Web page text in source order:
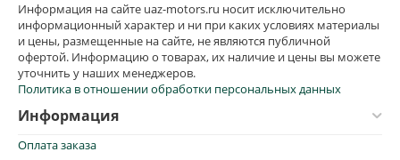
Информация на сайте uaz-motors.ru носит исключительно
информационный характер и ни при каких условиях материалы
и цены, размещенные на сайте, не являются публичной
офертой. Информацию о товарах, их наличие и цены вы можете
уточнить у наших менеджеров.
Политика в отношении обработки персональных данных
Информация
Оплата заказа